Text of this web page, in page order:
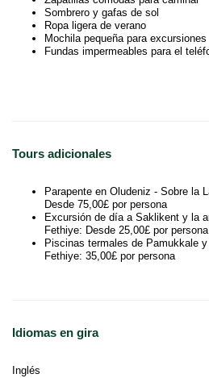
Sombrero y gafas de sol
Ropa ligera de verano
Mochila pequeña para excursiones
Fundas impermeables para el
Tours adicionales
Parapente en Oludeniz - Sobre la
Desde 75,00£ por persona
Excursión de día a Saklikent y la
Fethiye: Desde 25,00£ por persona
Piscinas termales de Pamukkale
Fethiye: 35,00£ por persona
Idiomas en gira
Inglés